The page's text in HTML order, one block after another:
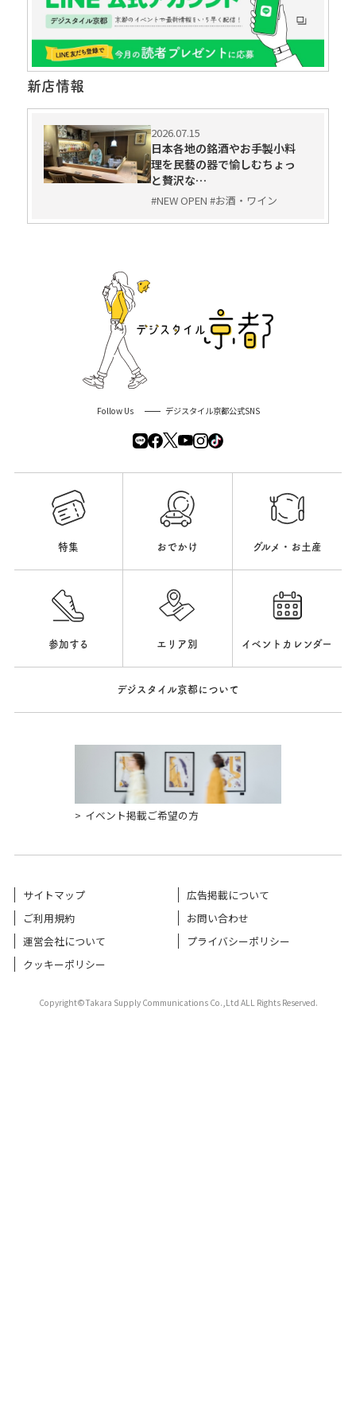
新店情報
2026.07.15
日本各地の銘酒やお手製小料
理を民藝の器で愉しむちょっ
と贅沢な…
#NEW OPEN #お酒・ワイン
Follow Us デジスタイル京都公式SNS
特集 おでかけ グルメ・お土産
参加する エリア別 イベントカレンダー
デジスタイル京都について
イベント掲載ご希望の方
サイトマップ
広告掲載について
ご利用規約
お問い合わせ
運営会社について
プライバシーポリシー
クッキーポリシー
Copyright©Takara Supply Communications Co.,Ltd ALL Rights Reserved.